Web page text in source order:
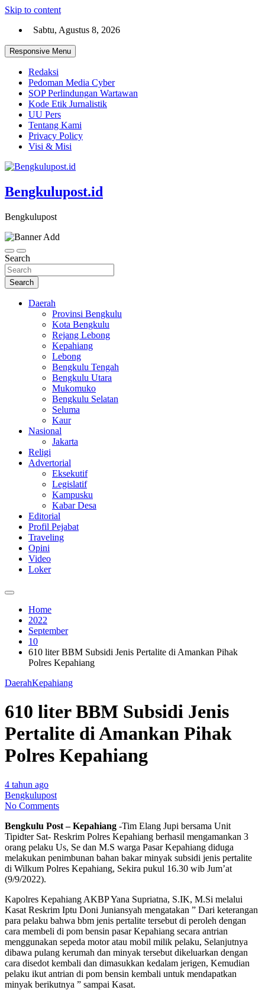
Skip to content
Sabtu, Agustus 8, 2026
Responsive Menu
Redaksi
Pedoman Media Cyber
SOP Perlindungan Wartawan
Kode Etik Jurnalistik
UU Pers
Tentang Kami
Privacy Policy
Visi & Misi
Bengkulupost.id
Bengkulupost
Search
Search
Daerah
Provinsi Bengkulu
Kota Bengkulu
Rejang Lebong
Kepahiang
Lebong
Bengkulu Tengah
Bengkulu Utara
Mukomuko
Bengkulu Selatan
Seluma
Kaur
Nasional
Jakarta
Religi
Advertorial
Eksekutif
Legislatif
Kampusku
Kabar Desa
Editorial
Profil Pejabat
Traveling
Opini
Video
Loker
Home
2022
September
10
610 liter BBM Subsidi Jenis Pertalite di Amankan Pihak
Polres Kepahiang
DaerahKepahiang
610 liter BBM Subsidi Jenis
Pertalite di Amankan Pihak
Polres Kepahiang
4 tahun ago
Bengkulupost
No Comments
Bengkulu Post – Kepahiang -Tim Elang Jupi bersama Unit
Tipidter Sat- Reskrim Polres Kepahiang berhasil mengamankan 3
orang pelaku Us, Se dan M.S warga Pasar Kepahiang diduga
melakukan penimbunan bahan bakar minyak subsidi jenis pertalite
di Wilkum Polres Kepahiang, Sekira pukul 16.30 wib Jum’at
(9/9/2022).
Kapolres Kepahiang AKBP Yana Supriatna, S.IK, M.Si melalui
Kasat Reskrim Iptu Doni Juniansyah mengatakan ” Dari keterangan
para pelaku bahwa bbm jenis pertalite tersebut di peroleh dengan
cara membeli di pom bensin pasar Kepahiang secara antrian
menggunakan sepeda motor atau mobil milik pelaku, Selanjutnya
dibawa pulang kerumah dan minyak tersebut dikeluarkan dengan
cara disedot kembali dan dimasukkan kedalam jerigen, Kemudian
pelaku ikut antrian di pom bensin kembali untuk mendapatkan
minyak berikutnya ” sampai Kasat.